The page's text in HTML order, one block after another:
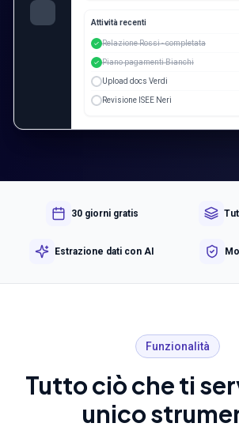
Attività recenti
Relazione Rossi - completata
Piano pagamenti Bianchi
Upload docs Verdi
Revisione ISEE Neri
30 giorni gratis
Estrazione dati con AI
Funzionalità
Tutto ciò che ti
unico